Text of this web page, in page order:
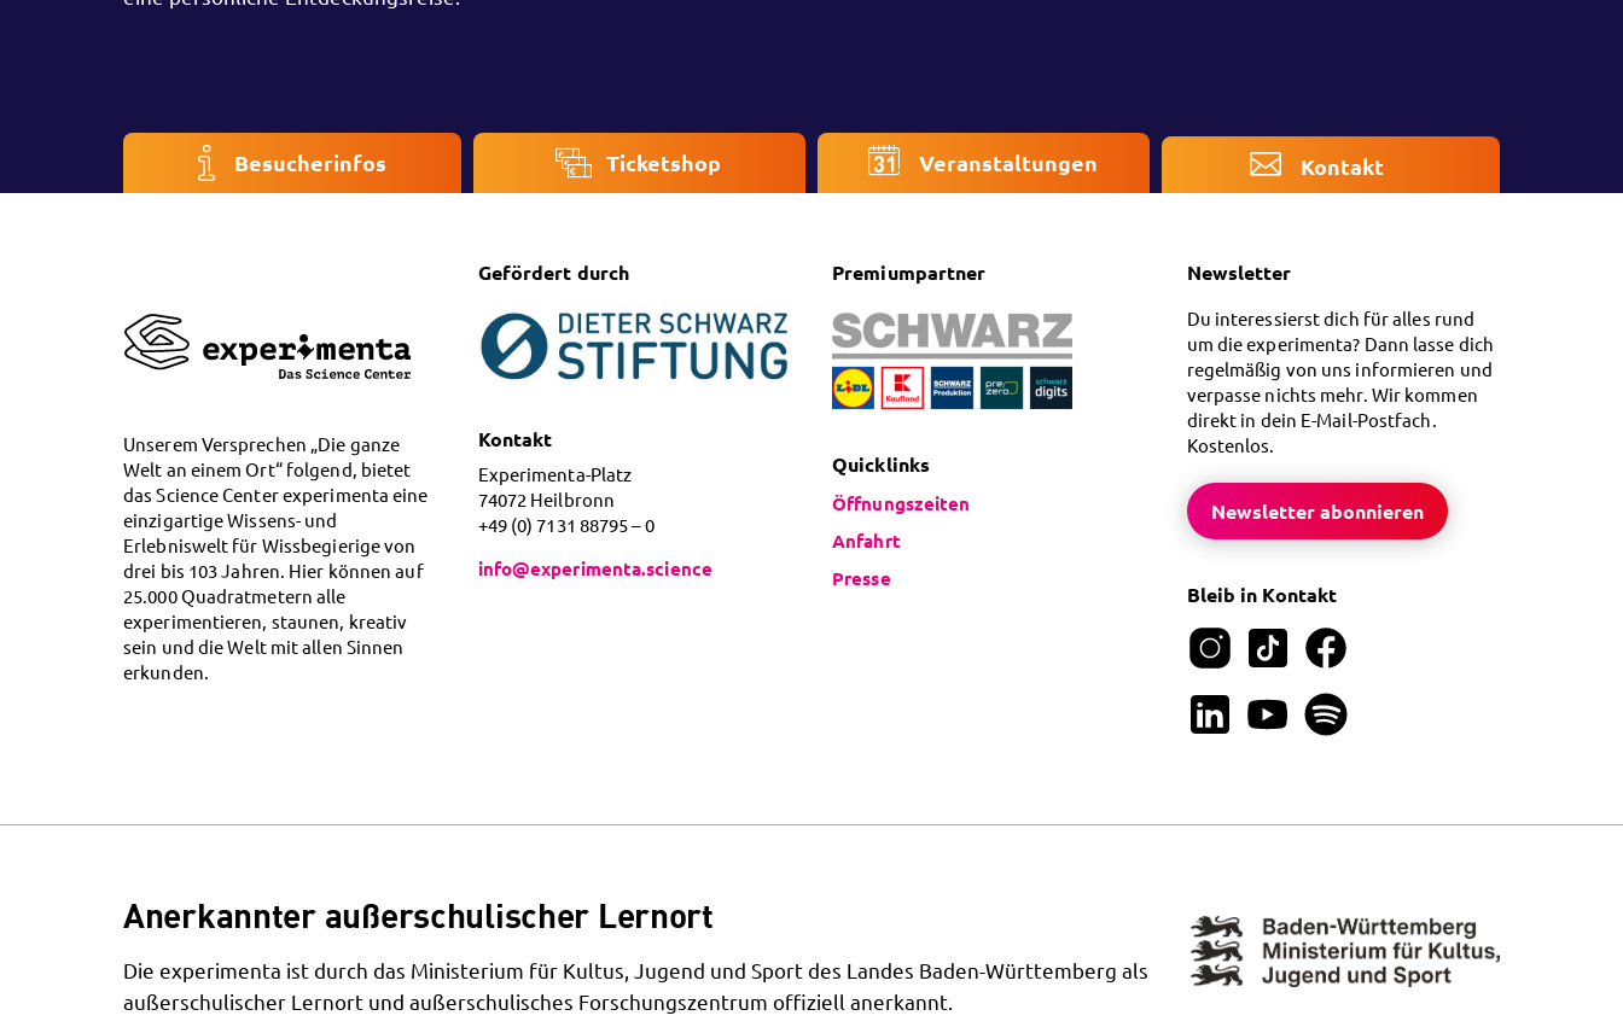
Besucherinfos Ticketshop Veranstaltungen Kontakt
Unserem Versprechen „Die ganze
Welt an einem Ort“ folgend, bietet
das Science Center experimenta eine
einzigartige Wissens- und
Erlebniswelt für Wissbegierige von
drei bis 103 Jahren. Hier können auf
25.000 Quadratmetern alle
experimentieren, staunen, kreativ
sein und die Welt mit allen Sinnen
erkunden.
Gefördert durch
Kontakt
Experimenta-Platz
74072 Heilbronn
+49 (0) 7131 88795 – 0
info@experimenta.science
Premiumpartner
Quicklinks
Öffnungszeiten
Anfahrt
Presse
Newsletter
Du interessierst dich für alles rund
um die experimenta? Dann lasse dich
regelmäßig von uns informieren und
verpasse nichts mehr. Wir kommen
direkt in dein E-Mail-Postfach.
Kostenlos.
Newsletter abonnieren
Bleib in Kontakt
Anerkannter außerschulischer Lernort
Die experimenta ist durch das Ministerium für Kultus, Jugend und Sport des Landes Baden-Württemberg als
außerschulischer Lernort und außerschulisches Forschungszentrum offiziell anerkannt.